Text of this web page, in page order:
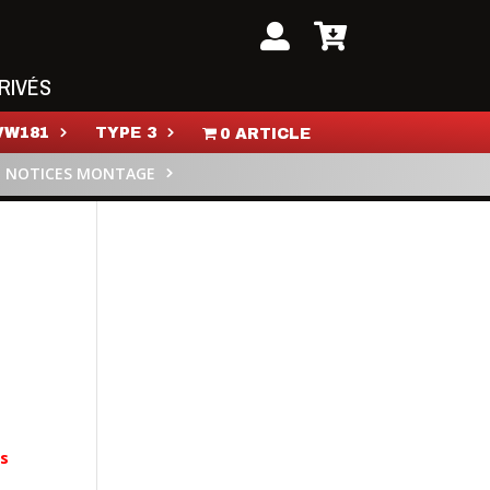
TYPE 3 0 ARTICLE
NOTICES MONTAGE